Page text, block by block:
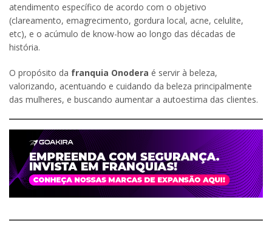
atendimento específico de acordo com o objetivo
(clareamento, emagrecimento, gordura local, acne, celulite,
etc), e o acúmulo de know-how ao longo das décadas de
história.
O propósito da franquia Onodera é servir à beleza,
valorizando, acentuando e cuidando da beleza principalmente
das mulheres, e buscando aumentar a autoestima das clientes.